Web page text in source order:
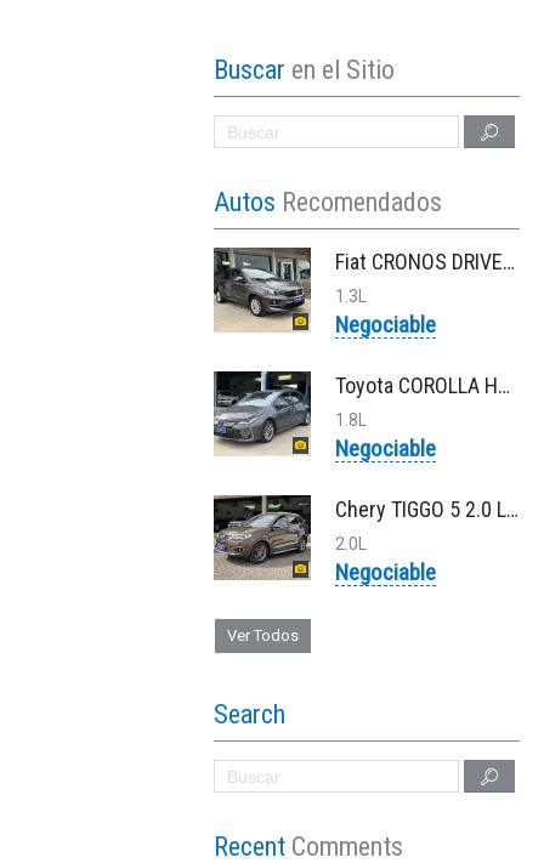
Buscar en el Sitio
Autos Recomendados
Fiat CRONOS DRIVE 1.3 MT
1.3L
Negociable
Toyota COROLLA HV 1.8 XEI ECVT
1.8L
Negociable
Chery TIGGO 5 2.0 LUXURY CVT
2.0L
Negociable
Ver Todos
Search
Recent Comments